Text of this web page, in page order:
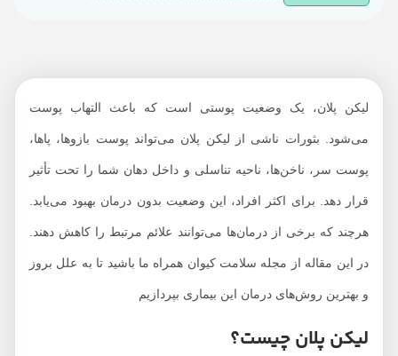
نحوی انجام می‌شود؟
روش‌های درمان لیکن
پلان
مراقبت‌های لازم جهت
لیکن پلان، یک وضعیت پوستی است که باعث التهاب پوست
می‌شود. بثورات ناشی از لیکن پلان می‌تواند پوست بازوها، پاها،
پوست سر، ناخن‌ها، ناحیه تناسلی و داخل دهان شما را تحت تأثیر
قرار دهد. برای اکثر افراد، این وضعیت بدون درمان بهبود می‌یابد.
هرچند که برخی از درمان‌ها می‌توانند علائم مرتبط را کاهش دهند.
در این مقاله از مجله سلامت کیوان همراه ما باشید تا به علل بروز
و بهترین روش‌های درمان این بیماری بپردازیم
لیکن پلان چیست؟